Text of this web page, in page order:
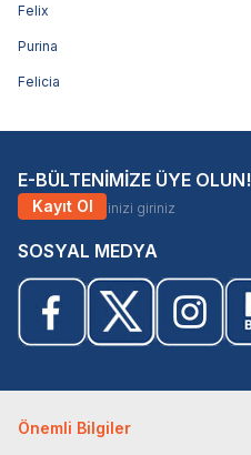
Felix
Purina
Felicia
E-BÜLTENİMİZE ÜYE OLUN!
Kayıt Ol
SOSYAL MEDYA
Önemli Bilgiler